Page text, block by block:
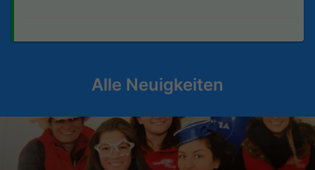
Alle Neuigkeiten